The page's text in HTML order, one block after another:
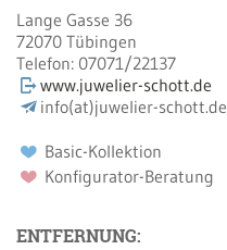
Lange Gasse 36
72070 Tübingen
Telefon: 07071/22137
www.juwelier-schott.de
info(at)juwelier-schott.de
Basic-Kollektion
Konfigurator-Beratung
ENTFERNUNG: